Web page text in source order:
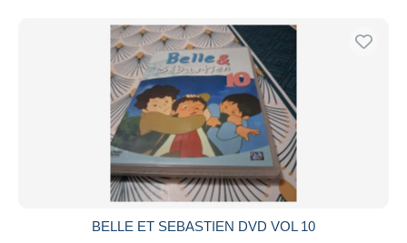
BELLE ET SEBASTIEN DVD VOL 10